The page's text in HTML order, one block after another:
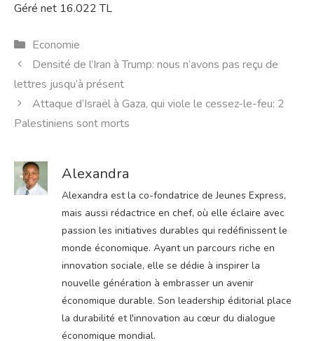
Géré net 16.022 TL
Catégories
Economie
Densité de l’Iran à Trump: nous n’avons pas reçu de
lettres jusqu’à présent
Attaque d’Israël à Gaza, qui viole le cessez-le-feu: 2
Palestiniens sont morts
Alexandra
Alexandra est la co-fondatrice de Jeunes Express,
mais aussi rédactrice en chef, où elle éclaire avec
passion les initiatives durables qui redéfinissent le
monde économique. Ayant un parcours riche en
innovation sociale, elle se dédie à inspirer la
nouvelle génération à embrasser un avenir
économique durable. Son leadership éditorial place
la durabilité et l'innovation au cœur du dialogue
économique mondial.